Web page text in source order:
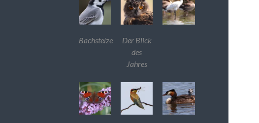
Bachstelze
Der Blick
des
Jahres